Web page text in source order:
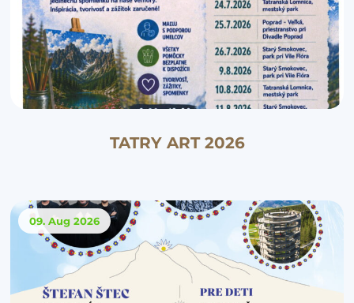
TATRY ART 2026
09. Aug 2026